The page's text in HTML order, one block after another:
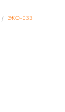
/ ЭКО-033